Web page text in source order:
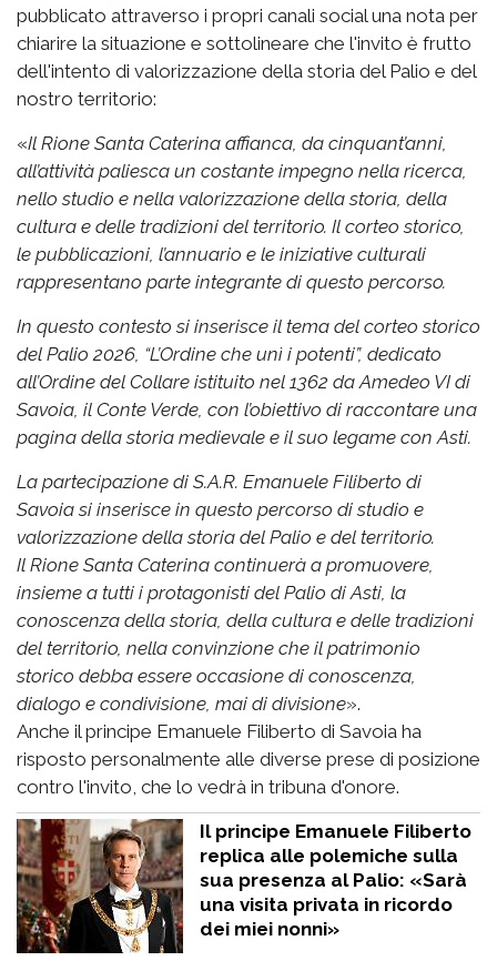
pubblicato attraverso i propri canali social una nota per
chiarire la situazione e sottolineare che l'invito è frutto
dell'intento di valorizzazione della storia del Palio e del
nostro territorio:
«Il Rione Santa Caterina affianca, da cinquant’anni,
all’attività paliesca un costante impegno nella ricerca,
nello studio e nella valorizzazione della storia, della
cultura e delle tradizioni del territorio. Il corteo storico,
le pubblicazioni, l’annuario e le iniziative culturali
rappresentano parte integrante di questo percorso.
In questo contesto si inserisce il tema del corteo storico
del Palio 2026, “L’Ordine che unì i potenti”, dedicato
all’Ordine del Collare istituito nel 1362 da Amedeo VI di
Savoia, il Conte Verde, con l’obiettivo di raccontare una
pagina della storia medievale e il suo legame con Asti.
La partecipazione di S.A.R. Emanuele Filiberto di
Savoia si inserisce in questo percorso di studio e
valorizzazione della storia del Palio e del territorio.
Il Rione Santa Caterina continuerà a promuovere,
insieme a tutti i protagonisti del Palio di Asti, la
conoscenza della storia, della cultura e delle tradizioni
del territorio, nella convinzione che il patrimonio
storico debba essere occasione di conoscenza,
dialogo e condivisione, mai di divisione».
Anche il principe Emanuele Filiberto di Savoia ha
risposto personalmente alle diverse prese di posizione
contro l'invito, che lo vedrà in tribuna d'onore.
Il principe Emanuele Filiberto
replica alle polemiche sulla
sua presenza al Palio: «Sarà
una visita privata in ricordo
dei miei nonni»